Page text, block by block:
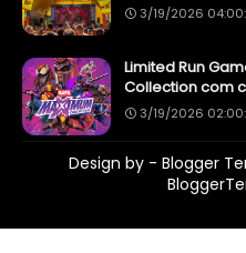
3/19/2026
Limited Run
Collection com
3/19/2026
Design by - Blogger